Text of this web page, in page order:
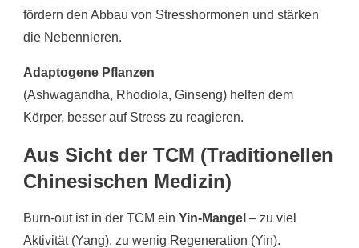
fördern den Abbau von Stresshormonen und stärken
die Nebennieren.
Adaptogene Pflanzen
(Ashwagandha, Rhodiola, Ginseng) helfen dem
Körper, besser auf Stress zu reagieren.
Aus Sicht der TCM (Traditionellen
Chinesischen Medizin)
Burn-out ist in der TCM ein Yin-Mangel – zu viel
Aktivität (Yang), zu wenig Regeneration (Yin).